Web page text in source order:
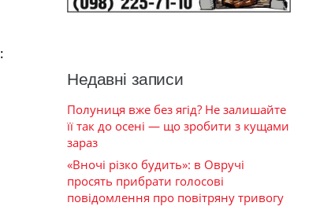
:
Недавні записи
Полуниця вже без ягід? Не залишайте
її так до осені — що зробити з кущами
зараз
«Вночі різко будить»: в Овручі
просять прибрати голосові
повідомлення про повітряну тривогу